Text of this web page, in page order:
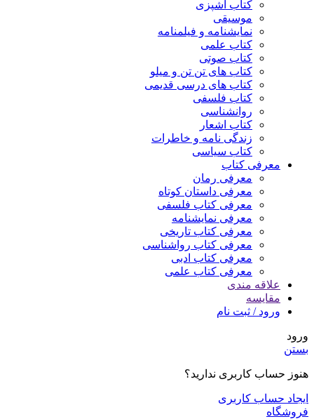
کتاب آشپزی
موسیقی
نمایشنامه و فیلمنامه
کتاب علمی
کتاب صوتی
کتاب های تن تن و میلو
کتاب های درسی قدیمی
کتاب فلسفی
روانشناسی
کتاب اشعار
زندگی نامه و خاطرات
کتاب سیاسی
معرفی کتاب
معرفی رمان
معرفی داستان کوتاه
معرفی کتاب فلسفی
معرفی نمایشنامه
معرفی کتاب تاریخی
معرفی کتاب رواشناسی
معرفی کتاب ادبی
معرفی کتاب علمی
علاقه مندی
مقایسه
ورود / ثبت نام
ورود
بستن
هنوز حساب کاربری ندارید؟
ایجاد حساب کاربری
فروشگاه